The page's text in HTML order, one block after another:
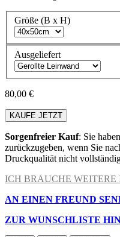
Größe (B x H)
Ausgeliefert
80,00 €
KAUFE JETZT
Sorgenfreier Kauf: Sie
zurückzugeben, wenn Sie
Druckqualität nicht
ICH BRAUCHE WEITERE
AN EINEN FREUND
ZUR WUNSCHLISTE